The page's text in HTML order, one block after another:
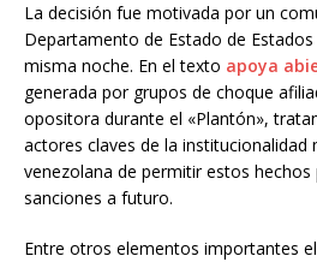
La decisión fue motivada por un
Departamento de Estado de
misma noche. En el texto apoya
generada por grupos de choque
opositora durante el «Plantón»,
actores claves de la institucionalidad
venezolana de permitir estos
sanciones a futuro.
Entre otros elementos importantes